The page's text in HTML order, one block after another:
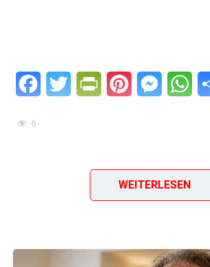
FacebookTwitter PrintFriendly
Pinterest
6
Wildsuppe –
Wildfleischstücke
aromatischer
WEITERLESEN